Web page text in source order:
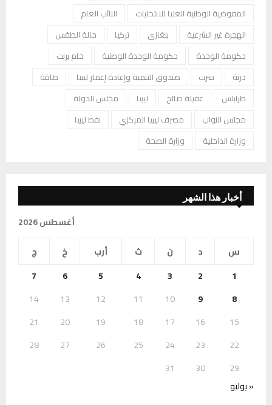
المفوضية الوطنية العليا للانتخابات
النائب العام
الهجرة غير الشرعية
بنغازي تركيا
حالة الطقس
حكومة الوحدة
حكومة الوحدة الوطنية
خام برنت
درنة
سرت صندوق التنمية وإعادة إعمار ليبيا
طاقة
طرابلس
عقيلة صالح ليبيا
مجلس الدولة
مجلس النواب
مصرف ليبيا المركزي
نفط ليبيا
وزارة الداخلية
وزارة الصحة
أخبار هذا الشهر
أغسطس 2026
س
د ن ث أرب خ
ج
1
2
3
4
5
6
7
8
9
10
11
12
13
14
15
16
17
18
19
20
21
22
23
24
25
26
27
28
29
30
31
« يوليو